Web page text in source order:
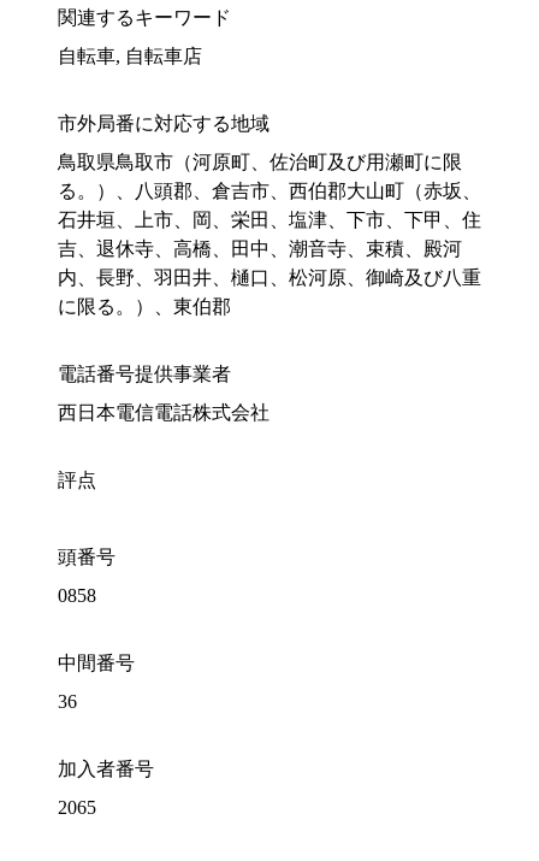
関連するキーワード
自転車, 自転車店
市外局番に対応する地域
鳥取県鳥取市（河原町、佐治町及び用瀬町に限
る。）、八頭郡、倉吉市、西伯郡大山町（赤坂、
石井垣、上市、岡、栄田、塩津、下市、下甲、住
吉、退休寺、高橋、田中、潮音寺、束積、殿河
内、長野、羽田井、樋口、松河原、御崎及び八重
に限る。）、東伯郡
電話番号提供事業者
西日本電信電話株式会社
評点
頭番号
0858
中間番号
36
加入者番号
2065